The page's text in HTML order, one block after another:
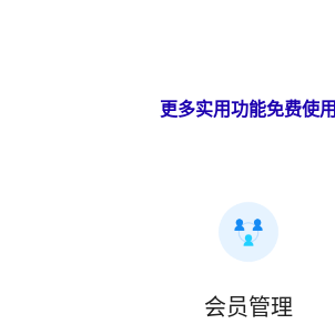
更多实用功能免费使用
会员管理